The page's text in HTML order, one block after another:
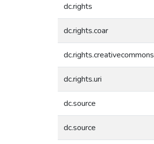
dc.rights
dc.rights.coar
dc.rights.creativecommons
dc.rights.uri
dc.source
dc.source